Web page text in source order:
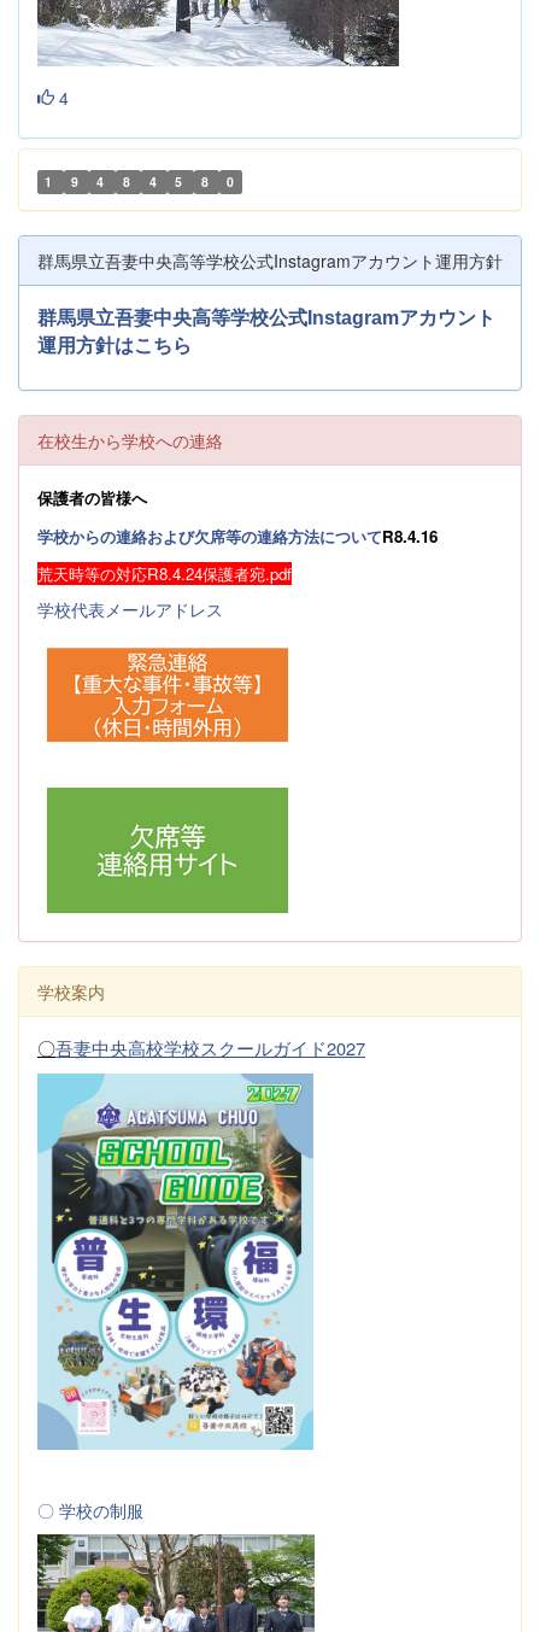
4
1 9 4 8 4 5 8 0
群馬県立吾妻中央高等学校公式Instagramアカウント運用方針
群馬県立吾妻中央高等学校公式Instagramアカウント
運用方針はこちら
在校生から学校への連絡
保護者の皆様へ
学校からの連絡および欠席等の連絡方法についてR8.4.16
荒天時等の対応R8.4.24保護者宛.pdf
学校代表メールアドレス
学校案内
〇吾妻中央高校学校スクールガイド2027
〇 学校の制服